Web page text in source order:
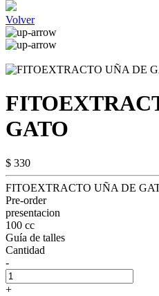
Volver
GATO
$ 330
FITOEXTRACTO UÑA DE
Pre-order
presentacion
100 cc
Guía de talles
Cantidad
-
+